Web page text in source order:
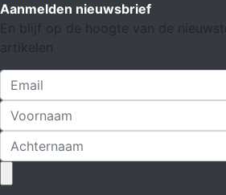
Aanmelden nieuwsbrief
En blijf op de hoogte van de
artikelen